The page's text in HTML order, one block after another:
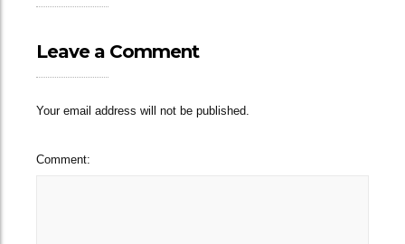
Leave a Comment
Your email address will not be published.
Comment: